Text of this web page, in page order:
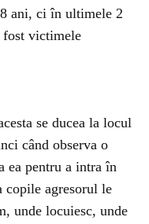
8 ani, ci în ultimele 2
fost victimele
se ducea la locul
când observa o
ea pentru a intra în
copile agresorul le
unde locuiesc, unde